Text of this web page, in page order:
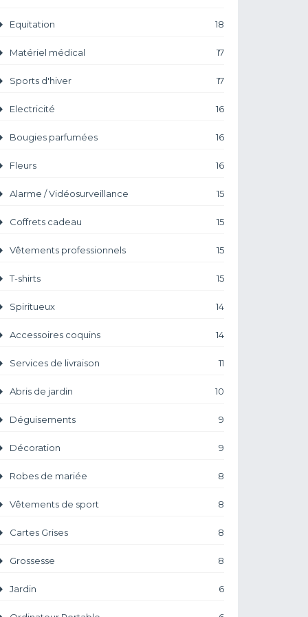
Equitation 18
Matériel médical 17
Sports d'hiver 17
Electricité 16
Bougies parfumées 16
Fleurs 16
Alarme / Vidéosurveillance 15
Coffrets cadeau 15
Vêtements professionnels 15
T-shirts 15
Spiritueux 14
Accessoires coquins 14
Services de livraison 11
Abris de jardin 10
Déguisements 9
Décoration 9
Robes de mariée 8
Vêtements de sport 8
Cartes Grises 8
Grossesse 8
Jardin 6